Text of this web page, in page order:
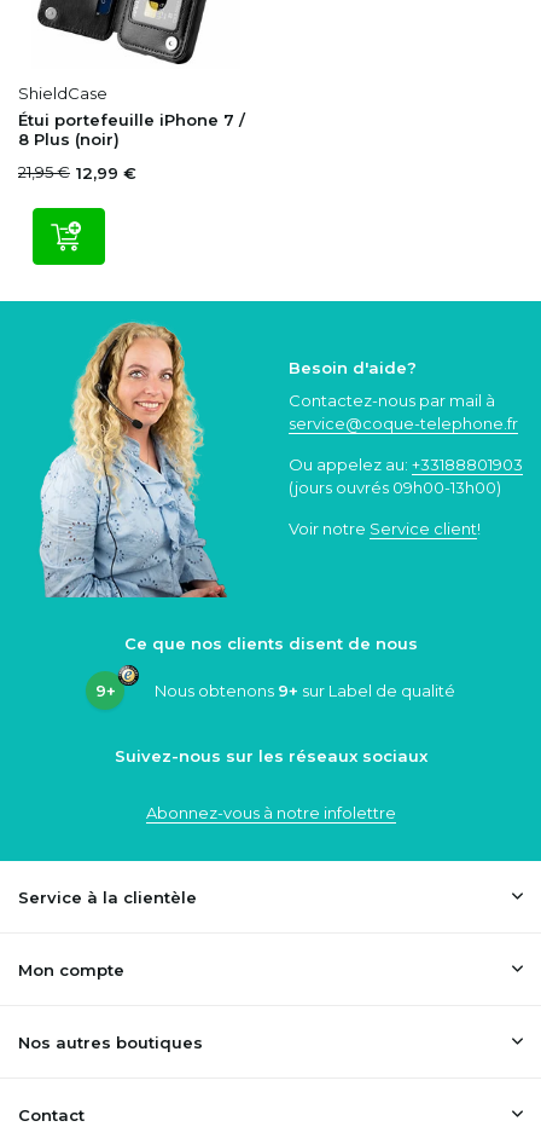
ShieldCase
Étui portefeuille iPhone 7 /
8 Plus (noir)
21,95 € 12,99 €
Besoin d'aide?
Contactez-nous par mail à
service@coque-telephone.fr
Ou appelez au: +33188801903
(jours ouvrés 09h00-13h00)
Voir notre Service client!
Ce que nos clients disent de nous
9+ Nous obtenons 9+ sur Label de qualité
Suivez-nous sur les réseaux sociaux
Abonnez-vous à notre infolettre
Service à la clientèle
Mon compte
Nos autres boutiques
Contact